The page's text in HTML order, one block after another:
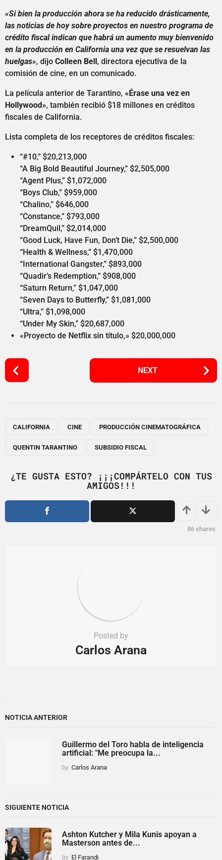
«Si bien la producción ahora se ha reducido drásticamente,
las noticias de hoy sobre proyectos en nuestro programa de
crédito fiscal indican que habrá un aumento muy bienvenido
en la producción en California una vez que se resuelvan las
huelgas», dijo Colleen Bell, directora ejecutiva de la
comisión de cine, en un comunicado.
La película anterior de Tarantino, «Érase una vez en
Hollywood», también recibió $18 millones en créditos
fiscales de California.
Lista completa de los receptores de créditos fiscales:
“#10,” $20,213,000
“A Big Bold Beautiful Journey,” $2,505,000
“Agent Plus,” $1,072,000
“Boys Club,” $959,000
“Chalino,” $646,000
“Constance,” $793,000
“DreamQuil,” $2,014,000
“Good Luck, Have Fun, Don’t Die,” $2,500,000
“Health & Wellness,” $1,470,000
“International Gangster,” $893,000
“Quadir’s Redemption,” $908,000
“Saturn Return,” $1,047,000
“Seven Days to Butterfly,” $1,081,000
“Ultra,” $1,098,000
“Under My Skin,” $20,687,000
«Proyecto de Netflix sin título,» $20,000,000
P
o
i
o
NEXT
CALIFORNIA CINE PRODUCCIÓN CINEMATOGRÁFICA
QUENTIN TARANTINO SUBSIDIO FISCAL
¿TE GUSTA ESTO? ¡¡¡COMPÁRTELO CON TUS
AMIGOS!!!
86 shares
Posted by
Carlos Arana
NOTICIA ANTERIOR
Guillermo del Toro habla de inteligencia
artificial: "Me preocupa la...
by Carlos Arana
SIGUIENTE NOTICIA
Ashton Kutcher y Mila Kunis apoyan a
Masterson antes de...
by El Farandi